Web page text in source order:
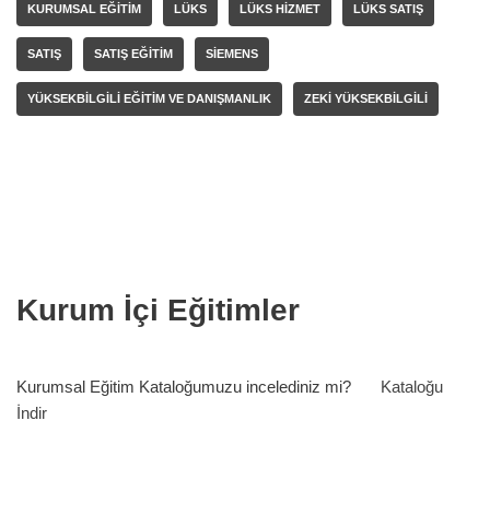
KURUMSAL EĞITIM LÜKS LÜKS HIZMET LÜKS SATIŞ
SATIŞ SATIŞ EĞITIM SIEMENS
YÜKSEKBILGILI EĞITIM VE DANIŞMANLIK ZEKI YÜKSEKBILGILI
Kurum İçi Eğitimler
Kurumsal Eğitim Kataloğumuzu incelediniz mi?
Kataloğu
İndir